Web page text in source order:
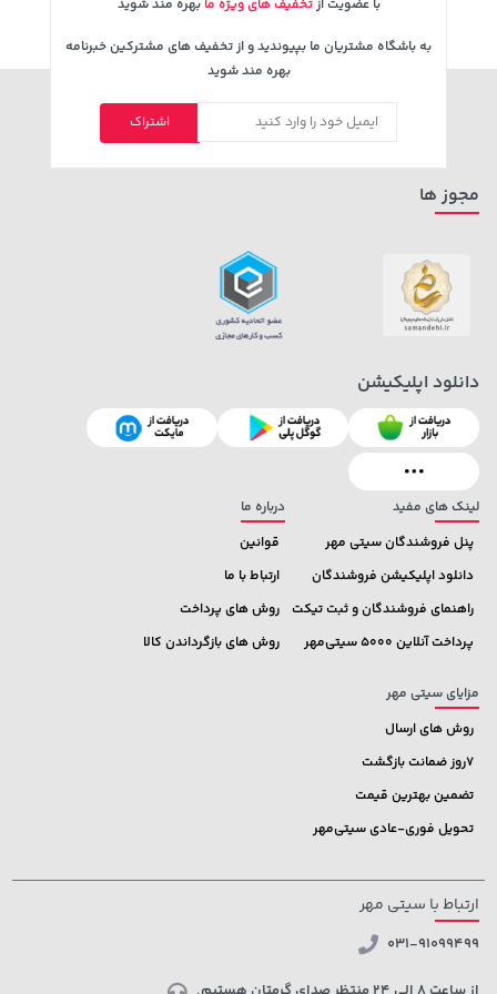
خرید
141,000 تومان
165,900
خرید 219,900 تومان
با عضویت ازتخفیف های ویژه ما بهره مند شوید
به باشگاه مشتریان ما بپیوندید و از تخفیف های مشترکین خبرنامه
بهره مند شوید
اشتراک
لینک های مفید
پنل فروشندگان سیتی مهر
دانلود اپلیکیشن فروشندگان
راهنمای فروشندگان و ثبت تیکت
پرداخت آنلاین 5000 سیتی‌مهر
درباره ما
قوانین
ارتباط با ما
روش های پرداخت
روش های بازگرداندن کالا
مزایای سیتی مهر
روش های ارسال
7روز ضمانت بازگشت
تضمین بهترین قیمت
تحویل فوری-عادی سیتی‌مهر
مجوز ها
دانلود اپلیکیشن
ارتباط با سیتی مهر
031-91099499